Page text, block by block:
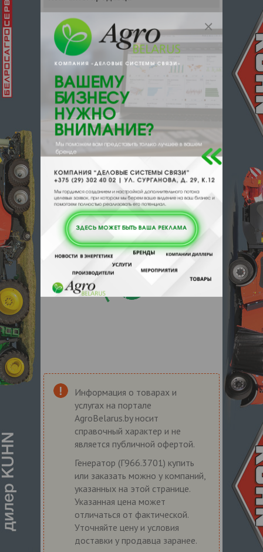
Оставьте электронный заказ с помощью
кнопки "Заказать" и мы подберем для
Вас подходящую компанию
поставщика.
Информация о товарах и
услугах на портале
AgroBelarus.by носит
справочный характер и не
является публичной офертой.
Генератор (Г966.3701) купить
или заказать можно у компаний,
указанных на этой странице.
Указанная цена может
отличаться от фактической.
Уточняйте цену и условия
доставки у продавца заранее.